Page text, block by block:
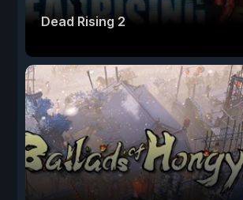
Dead Rising 2